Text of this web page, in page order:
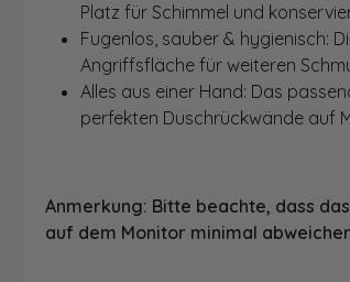
Platz für Schimmel und
Fugenlos, sauber & hygienisch:
Angriffsfläche für weiteren
Alles aus einer Hand: Das
perfekten Duschrückwände auf
Anmerkung: Bitte beachte, dass
auf dem Monitor minimal